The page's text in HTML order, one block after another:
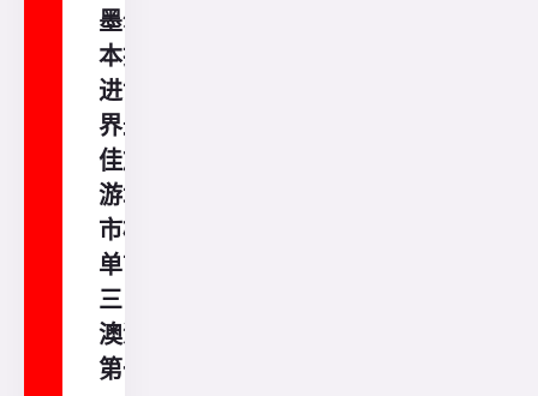
墨尔
本挤
进世
界最
佳旅
游城
市榜
单前
三！
澳洲
第一